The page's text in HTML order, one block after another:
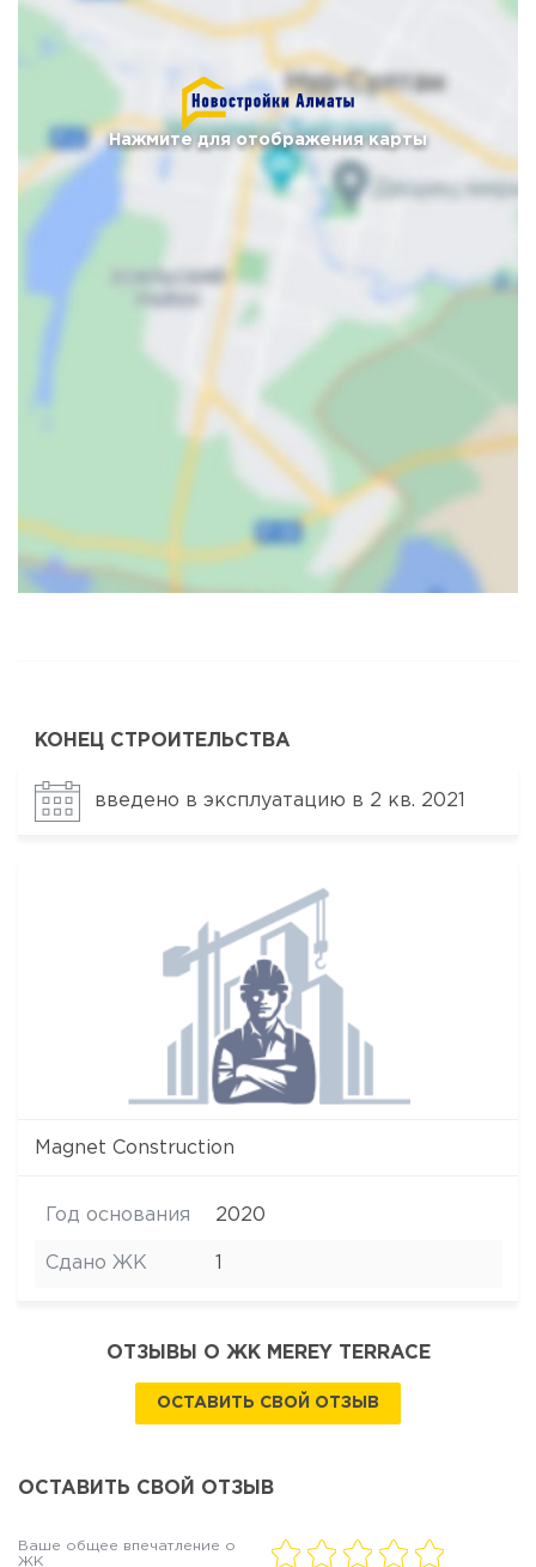
Нажмите для отображения карты
КОНЕЦ СТРОИТЕЛЬСТВА
введено в эксплуатацию в 2 кв. 2021
Magnet Construction
Год основания 2020
Сдано ЖК
ОТЗЫВЫ О ЖК MEREY TERRACE
ОСТАВИТЬ СВОЙ ОТЗЫВ
ОСТАВИТЬ СВОЙ ОТЗЫВ
Ваше общее впечатление о
ЖК